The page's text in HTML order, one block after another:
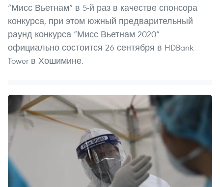
“Мисс Вьетнам” в 5-й раз в качестве спонсора
конкурса, при этом южный предварительный
раунд конкурса “Мисс Вьетнам 2020”
официально состоится 26 сентября в HDBank
Tower в Хошимине.